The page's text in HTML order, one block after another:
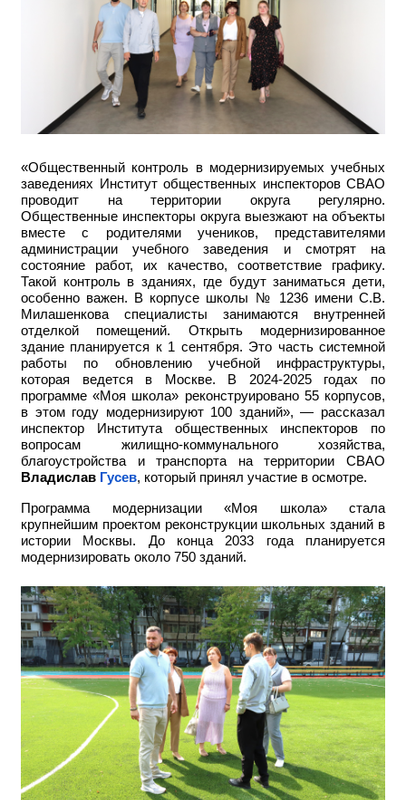
«Общественный контроль в модернизируемых учебных
заведениях Институт общественных инспекторов СВАО
проводит на территории округа регулярно.
Общественные инспекторы округа выезжают на объекты
вместе с родителями учеников, представителями
администрации учебного заведения и смотрят на
состояние работ, их качество, соответствие графику.
Такой контроль в зданиях, где будут заниматься дети,
особенно важен. В корпусе школы № 1236 имени С.В.
Милашенкова специалисты занимаются внутренней
отделкой помещений. Открыть модернизированное
здание планируется к 1 сентября. Это часть системной
работы по обновлению учебной инфраструктуры,
которая ведется в Москве. В 2024-2025 годах по
программе «Моя школа» реконструировано 55 корпусов,
в этом году модернизируют 100 зданий», — рассказал
инспектор Института общественных инспекторов по
вопросам жилищно-коммунального хозяйства,
благоустройства и транспорта на территории СВАО
Владислав Гусев, который принял участие в осмотре.
Программа модернизации «Моя школа» стала
крупнейшим проектом реконструкции школьных зданий в
истории Москвы. До конца 2033 года планируется
модернизировать около 750 зданий.